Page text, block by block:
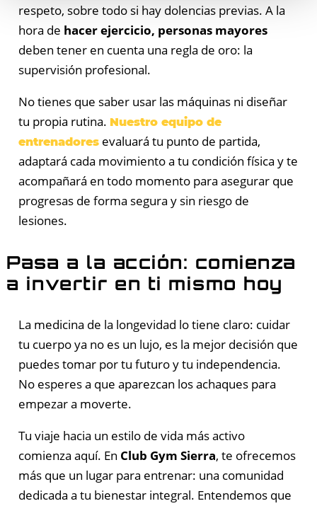
respeto, sobre todo si hay dolencias previas. A la
hora de hacer ejercicio, personas mayores
deben tener en cuenta una regla de oro: la
supervisión profesional.
No tienes que saber usar las máquinas ni diseñar
tu propia rutina. Nuestro equipo de
entrenadoresevaluará tu punto de partida,
adaptará cada movimiento a tu condición física y te
acompañará en todo momento para asegurar que
progresas de forma segura y sin riesgo de
lesiones.
Pasa a la acción: comienza
a invertir en ti mismo hoy
La medicina de la longevidad lo tiene claro: cuidar
tu cuerpo ya no es un lujo, es la mejor decisión que
puedes tomar por tu futuro y tu independencia.
No esperes a que aparezcan los achaques para
empezar a moverte.
Tu viaje hacia un estilo de vida más activo
comienza aquí. En Club Gym Sierra, te ofrecemos
más que un lugar para entrenar: una comunidad
dedicada a tu bienestar integral. Entendemos que